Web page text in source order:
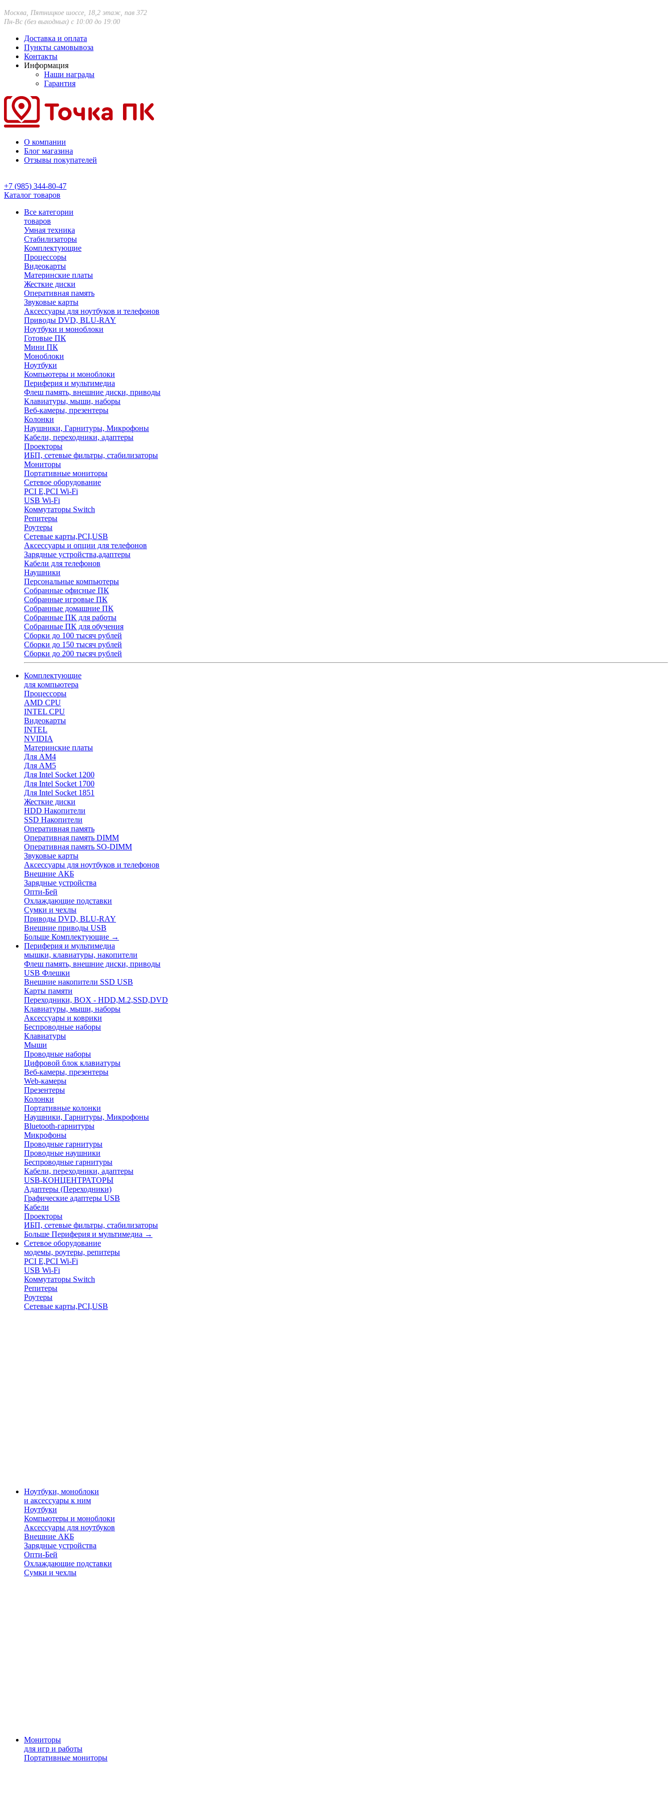
Москва, Пятницкое шоссе, 18,2 этаж, пав 372
Пн-Вс (без выходных) с 10:00 до 19:00
Доставка и оплата
Пункты самовывоза
Контакты
Информация
Наши награды
Гарантия
О компании
Блог магазина
Отзывы покупателей
+7 (985) 344-80-47
Каталог товаров
Все категории
товаров
Умная техника
Стабилизаторы
Комплектующие
Процессоры
Видеокарты
Материнские платы
Жесткие диски
Оперативная память
Звуковые карты
Аксессуары для ноутбуков и телефонов
Приводы DVD, BLU-RAY
Ноутбуки и моноблоки
Готовые ПК
Мини ПК
Моноблоки
Ноутбуки
Компьютеры и моноблоки
Периферия и мультимедиа
Флеш память, внешние диски, приводы
Клавиатуры, мыши, наборы
Веб-камеры, презентеры
Колонки
Наушники, Гарнитуры, Микрофоны
Кабели, переходники, адаптеры
Проекторы
ИБП, сетевые фильтры, стабилизаторы
Мониторы
Портативные мониторы
Сетевое оборудование
PCI E,PCI Wi-Fi
USB Wi-Fi
Коммутаторы Switch
Репитеры
Роутеры
Сетевые карты,PCI,USB
Аксессуары и опции для телефонов
Зарядные устройства,адаптеры
Кабели для телефонов
Наушники
Персональные компьютеры
Собранные офисные ПК
Собранные игровые ПК
Собранные домашние ПК
Собранные ПК для работы
Собранные ПК для обучения
Сборки до 100 тысяч рублей
Сборки до 150 тысяч рублей
Сборки до 200 тысяч рублей
Комплектующие
для компьютера
Процессоры
AMD CPU
INTEL CPU
Видеокарты
INTEL
NVIDIA
Материнские платы
Для AM4
Для AM5
Для Intel Socket 1200
Для Intel Socket 1700
Для Intel Socket 1851
Жесткие диски
HDD Накопители
SSD Накопители
Оперативная память
Оперативная память DIMM
Оперативная память SO-DIMM
Звуковые карты
Аксессуары для ноутбуков и телефонов
Внешние АКБ
Зарядные устройства
Опти-Бей
Охлаждающие подставки
Сумки и чехлы
Приводы DVD, BLU-RAY
Внешние приводы USB
Больше Комплектующие →
Периферия и мультимедиа
мышки, клавиатуры, накопители
Флеш память, внешние диски, приводы
USB Флешки
Внешние накопители SSD USB
Карты памяти
Переходники, BOX - HDD,M.2,SSD,DVD
Клавиатуры, мыши, наборы
Аксессуары и коврики
Беспроводные наборы
Клавиатуры
Мыши
Проводные наборы
Цифровой блок клавиатуры
Веб-камеры, презентеры
Web-камеры
Презентеры
Колонки
Портативные колонки
Наушники, Гарнитуры, Микрофоны
Bluetooth-гарнитуры
Микрофоны
Проводные гарнитуры
Проводные наушники
Беспроводные гарнитуры
Кабели, переходники, адаптеры
USB-КОНЦЕНТРАТОРЫ
Адаптеры (Переходники)
Графические адаптеры USB
Кабели
Проекторы
ИБП, сетевые фильтры, стабилизаторы
Больше Периферия и мультимедиа →
Сетевое оборудование
модемы, роутеры, репитеры
PCI E,PCI Wi-Fi
USB Wi-Fi
Коммутаторы Switch
Репитеры
Роутеры
Сетевые карты,PCI,USB
Ноутбуки, моноблоки
и аксессуары к ним
Ноутбуки
Компьютеры и моноблоки
Аксессуары для ноутбуков
Внешние АКБ
Зарядные устройства
Опти-Бей
Охлаждающие подставки
Сумки и чехлы
Мониторы
для игр и работы
Портативные мониторы